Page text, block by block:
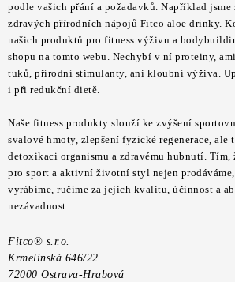
ZNAČKY
Kontakty Slovník pojmů
Obchodní
Podmínky ochrany osobních údajů
Slevový systém
Vše o nákupu
podle vašich přání a požadavků. Například
zdravých přírodních nápojů Fitco aloe drinky.
našich produktů pro fitness výživu a
shopu na tomto webu. Nechybí v ní proteiny,
tuků, přírodní stimulanty, ani kloubní výživa.
i při redukční dietě.
Naše fitness produkty slouží ke zvýšení
svalové hmoty, zlepšení fyzické regenerace, ale
detoxikaci organismu a zdravému hubnutí.
pro sport a aktivní životní styl nejen prodáváme,
vyrábíme, ručíme za jejich kvalitu, účinnost a
nezávadnost.
Fitco® s.r.o.
Krmelínská 646/22
72000 Ostrava-Hrabová